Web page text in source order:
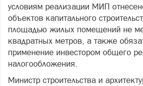
условиям реализации МИП
объектов капитального
площадью жилых помещений не
квадратных метров, а также
применение инвестором общего
налогообложения.
Министр строительства и